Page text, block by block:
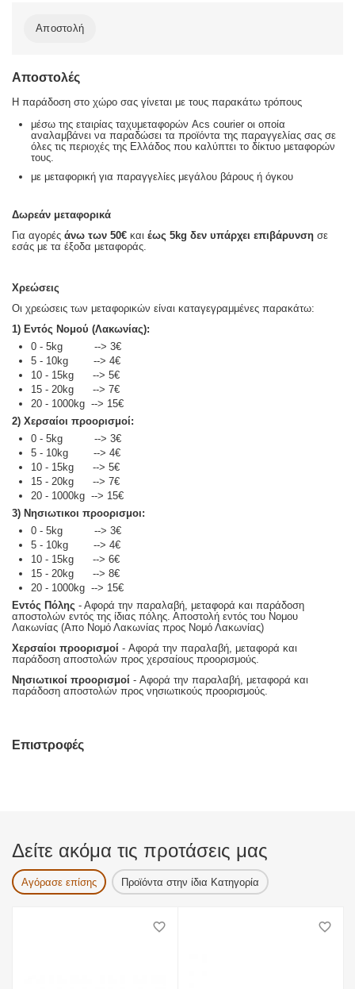
Αποστολή
Αποστολές
Η παράδοση στο χώρο σας γίνεται με τους παρακάτω τρόπους
μέσω της εταιρίας ταχυμεταφορών Acs courier οι οποία
αναλαμβάνει να παραδώσει τα προϊόντα της παραγγελίας σας σε
όλες τις περιοχές της Ελλάδος που καλύπτει το δίκτυο μεταφορών
τους.
με μεταφορική για παραγγελίες μεγάλου βάρους ή όγκου
Δωρεάν μεταφορικά
Για αγορέςάνω των 50€ καιέως 5kg δεν υπάρχει επιβάρυνση σε
εσάς με τα έξοδα μεταφοράς.
Χρεώσεις
Οι χρεώσεις των μεταφορικών είναι καταγεγραμμένες παρακάτω:
1) Εντός Νομού (Λακωνίας):
0 - 5kg --> 3€
5 - 10kg --> 4€
10 - 15kg --> 5€
15 - 20kg --> 7€
20 - 1000kg --> 15€
2) Χερσαίοι προορισμοί:
0 - 5kg --> 3€
5 - 10kg --> 4€
10 - 15kg --> 5€
15 - 20kg --> 7€
20 - 1000kg --> 15€
3) Νησιωτικοι προορισμοι:
0 - 5kg --> 3€
5 - 10kg --> 4€
10 - 15kg --> 6€
15 - 20kg --> 8€
20 - 1000kg --> 15€
Εντός Πόλης - Αφορά την παραλαβή, μεταφορά και παράδοση
αποστολών εντός της ίδιας πόλης. Αποστολή εντός του Νομου
Λακωνίας (Απο Νομό Λακωνίας προς Νομό Λακωνίας)
Χερσαίοι προορισμοί - Αφορά την παραλαβή, μεταφορά και
παράδοση αποστολών προς χερσαίους προορισμούς.
Νησιωτικοί προορισμοί - Αφορά την παραλαβή, μεταφορά και
παράδοση αποστολών προς νησιωτικούς προορισμούς.
Επιστροφές
Δείτε ακόμα τις προτάσεις μας
Αγόρασε επίσης Προϊόντα στην ίδια Κατηγορία